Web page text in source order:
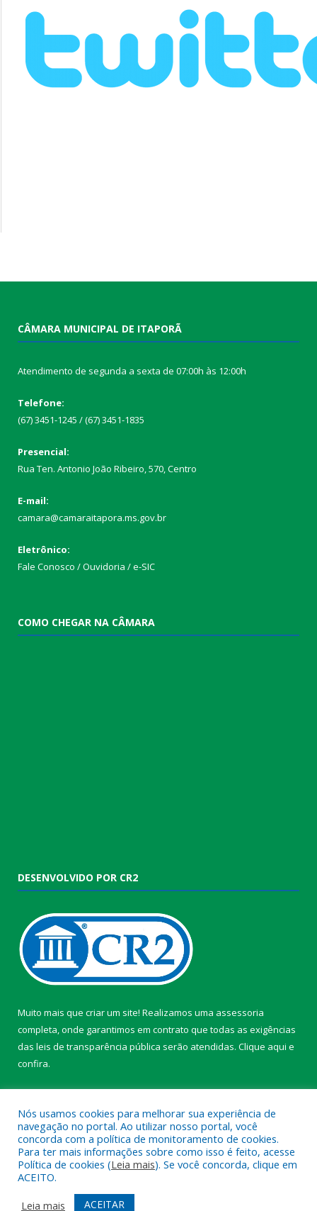
CÂMARA MUNICIPAL DE ITAPORÃ
Atendimento de segunda a sexta de 07:00h às 12:00h
Telefone:
(67) 3451-1245 / (67) 3451-1835
Presencial:
Rua Ten. Antonio João Ribeiro, 570, Centro
E-mail:
camara@camaraitapora.ms.gov.br
Eletrônico:
Fale Conosco / Ouvidoria / e-SIC
COMO CHEGAR NA CÂMARA
DESENVOLVIDO POR CR2
Muito mais que criar um site! Realizamos uma assessoria
completa, onde garantimos em contrato que todas as exigências
das leis de transparência pública serão atendidas. Clique aqui e
confira.
Todos os direitos reservados a Câmara Municipal de Itaporã.
Mapa do Site
Acessar Área Administrativa
Nós usamos cookies para melhorar sua experiência de
navegação no portal. Ao utilizar nosso portal, você
concorda com a política de monitoramento de cookies.
Para ter mais informações sobre como isso é feito, acesse
Política de cookies (Leia mais). Se você concorda, clique em
ACEITO.
Leia mais
ACEITAR